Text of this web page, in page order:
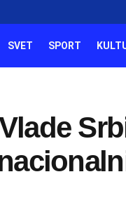
SVET SPORT